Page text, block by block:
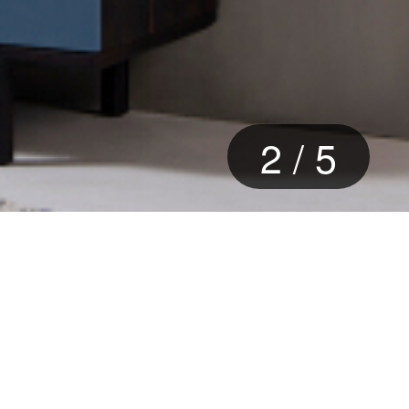
2 / 5